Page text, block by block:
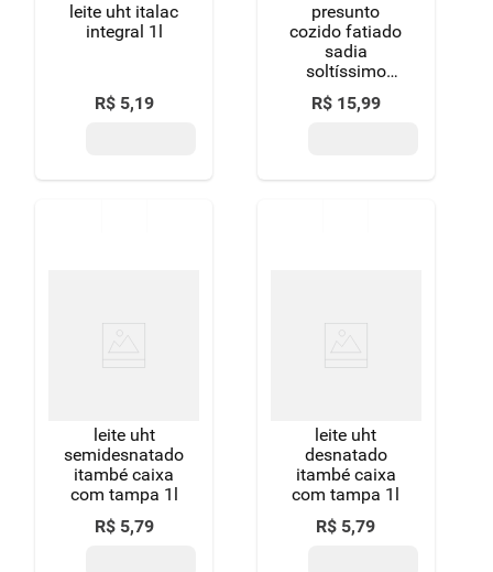
leite uht italac
integral 1l
R$ 5,19
presunto
cozido fatiado
sadia
soltíssimo
200g
R$ 15,99
leite uht
semidesnatado
itambé caixa
com tampa 1l
R$ 5,79
leite uht
desnatado
itambé caixa
com tampa 1l
R$ 5,79